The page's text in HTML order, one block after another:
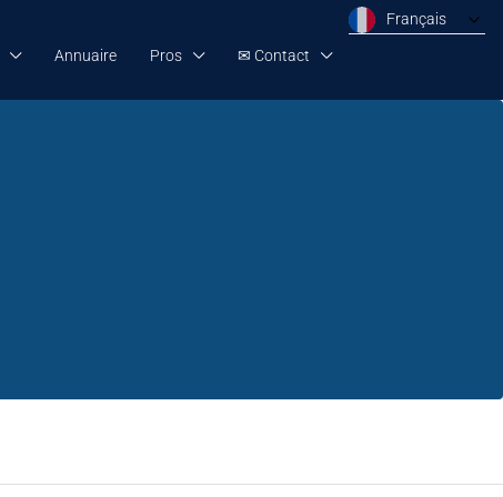
Annuaire Pros ✉ Contact
Français